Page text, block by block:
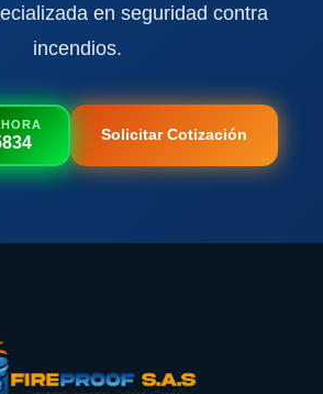
en seguridad contra
incendios.
Solicitar Cotización